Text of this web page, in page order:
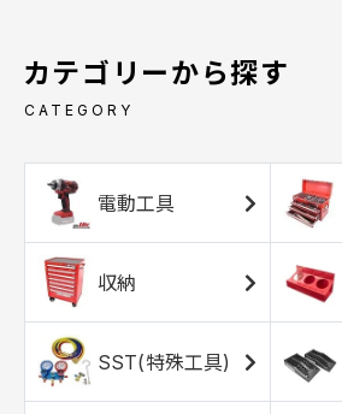
カテゴリーから探す
CATEGORY
電動工具
収納
SST(特殊工具)